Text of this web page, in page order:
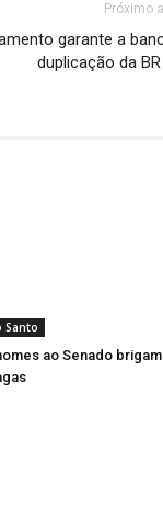
Próximo
garante a
duplicação da BR
Santo
ao Senado